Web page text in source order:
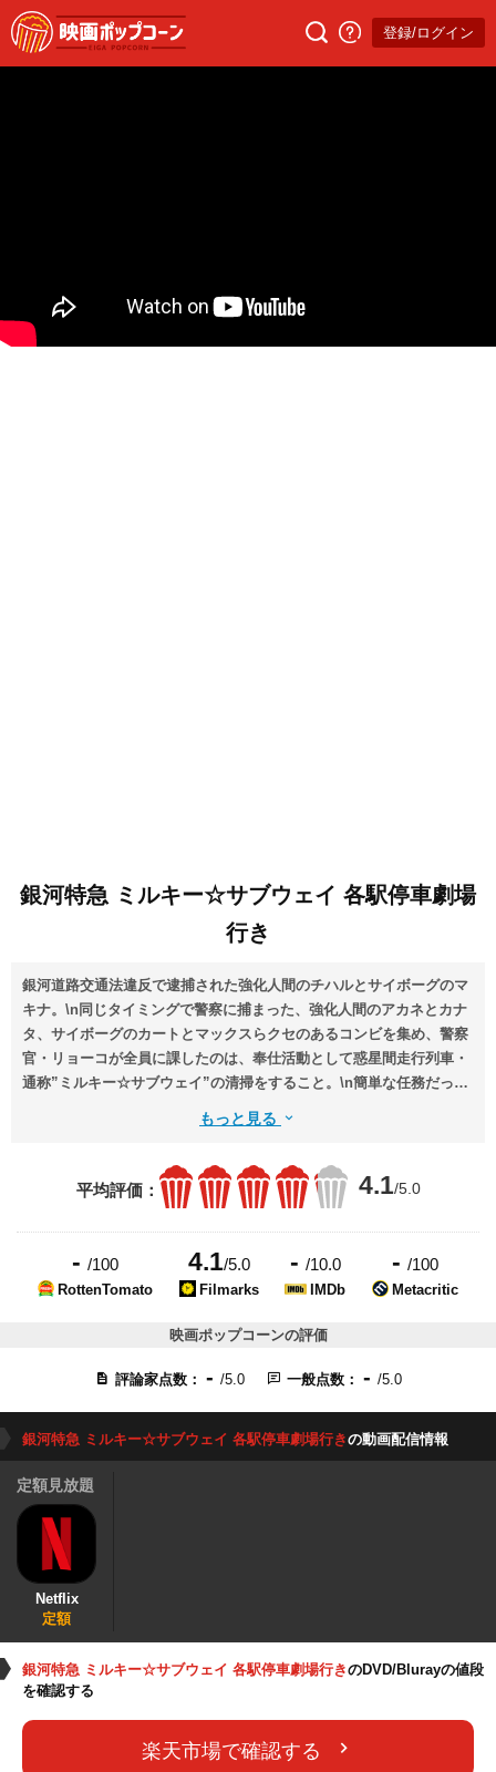
登録/ログイン
銀河特急 ミルキー☆サブウェイ 各駅停車劇場
行き
銀河道路交通法違反で逮捕された強化人間のチハルとサイボーグのマ
キナ。\n同じタイミングで警察に捕まった、強化人間のアカネとカナ
タ、サイボーグのカートとマックスらクセのあるコンビを集め、警察
官・リョーコが全員に課したのは、奉仕活動として惑星間走行列車・
通称”ミルキー☆サブウェイ”の清掃をすること。\n簡単な任務だった
ためくメンバーたち。リョーコも同僚のアサミとともに解決に向けて
に……！
もっと見る
平均評価： 4.1/5.0
- /100
RottenTomato
4.1/5.0
Filmarks
- /10.0
IMDb
-/100
Metacritic
映画ポップコーンの評価
評論家点数： - /5.0 一般点数： - /5.0
銀河特急 ミルキー☆サブウェイ 各駅停車劇場行きの動画配信情報
定額見放題
Netflix
定額
銀河特急 ミルキー☆サブウェイ 各駅停車劇場行きのDVD/Blurayの値段
を確認する
楽天市場で確認する